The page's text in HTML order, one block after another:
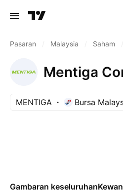
Pasaran Malaysia Saham
Mentiga
MENTIGA Bursa
Gambaran keseluruhan